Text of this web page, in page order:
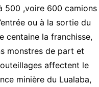
500 ,voire 600 camions
ou à la sortie du
centaine la franchisse,
monstres de part et
affectent le
minière du Lualaba,